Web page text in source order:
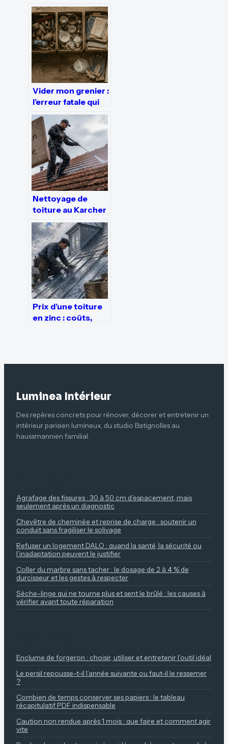
branché : causes
et solutions fiables
Vider mon grenier :
l’erreur fatale qui
fait grimper la
facture de
déménagement de
15%
Nettoyage de
toiture au Karcher
: pourquoi ce
choix peut ruiner
votre étanchéité
Prix d’une toiture
en zinc : coûts,
Luminea Intérieur
Des repères concrets pour rénover, décorer et entretenir un
intérieur parisien lumineux, du studio Batignolles au
haussmannien familial.
Agrafage des fissures : 30 à 50 cm d’espacement, mais
seulement après un diagnostic
Chevêtre de cheminée et reprise de charge : soutenir un
conduit sans fragiliser le solivage
Refuser un logement DALO : quand la santé, la sécurité ou
l’inadaptation peuvent le justifier
Coller du marbre sans tacher : le dosage de 2 à 4 % de
durcisseur et les gestes à respecter
Sèche-linge qui ne tourne plus et sent le brûlé : les causes à
vérifier avant toute réparation
Enclume de forgeron : choisir, utiliser et entretenir l’outil idéal
Le persil repousse-t-il l’année suivante ou faut-il le ressemer
?
Combien de temps conserver ses papiers : le tableau
récapitulatif PDF indispensable
Caution non rendue après 1 mois : que faire et comment agir
vite